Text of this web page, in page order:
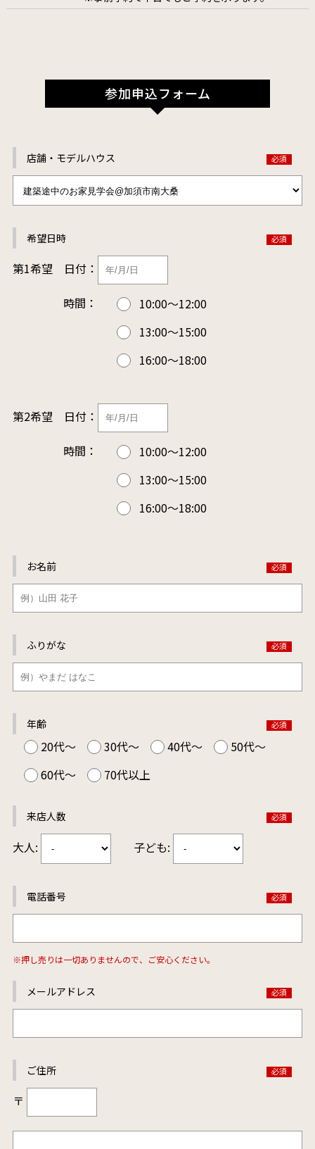
参加申込フォーム
店舗・モデルハウス
希望日時
第1希望 日付：
時間：
10:00～12:00
13:00～15:00
16:00～18:00
第2希望 日付：
時間：
10:00～12:00
13:00～15:00
16:00～18:00
お名前
ふりがな
年齢
20代～ 30代～ 40代～
50代～
60代～
70代以上
来店人数
大人: 子ども:
電話番号
※押し売りは一切ありませんので、ご安心ください。
メールアドレス
ご住所
〒